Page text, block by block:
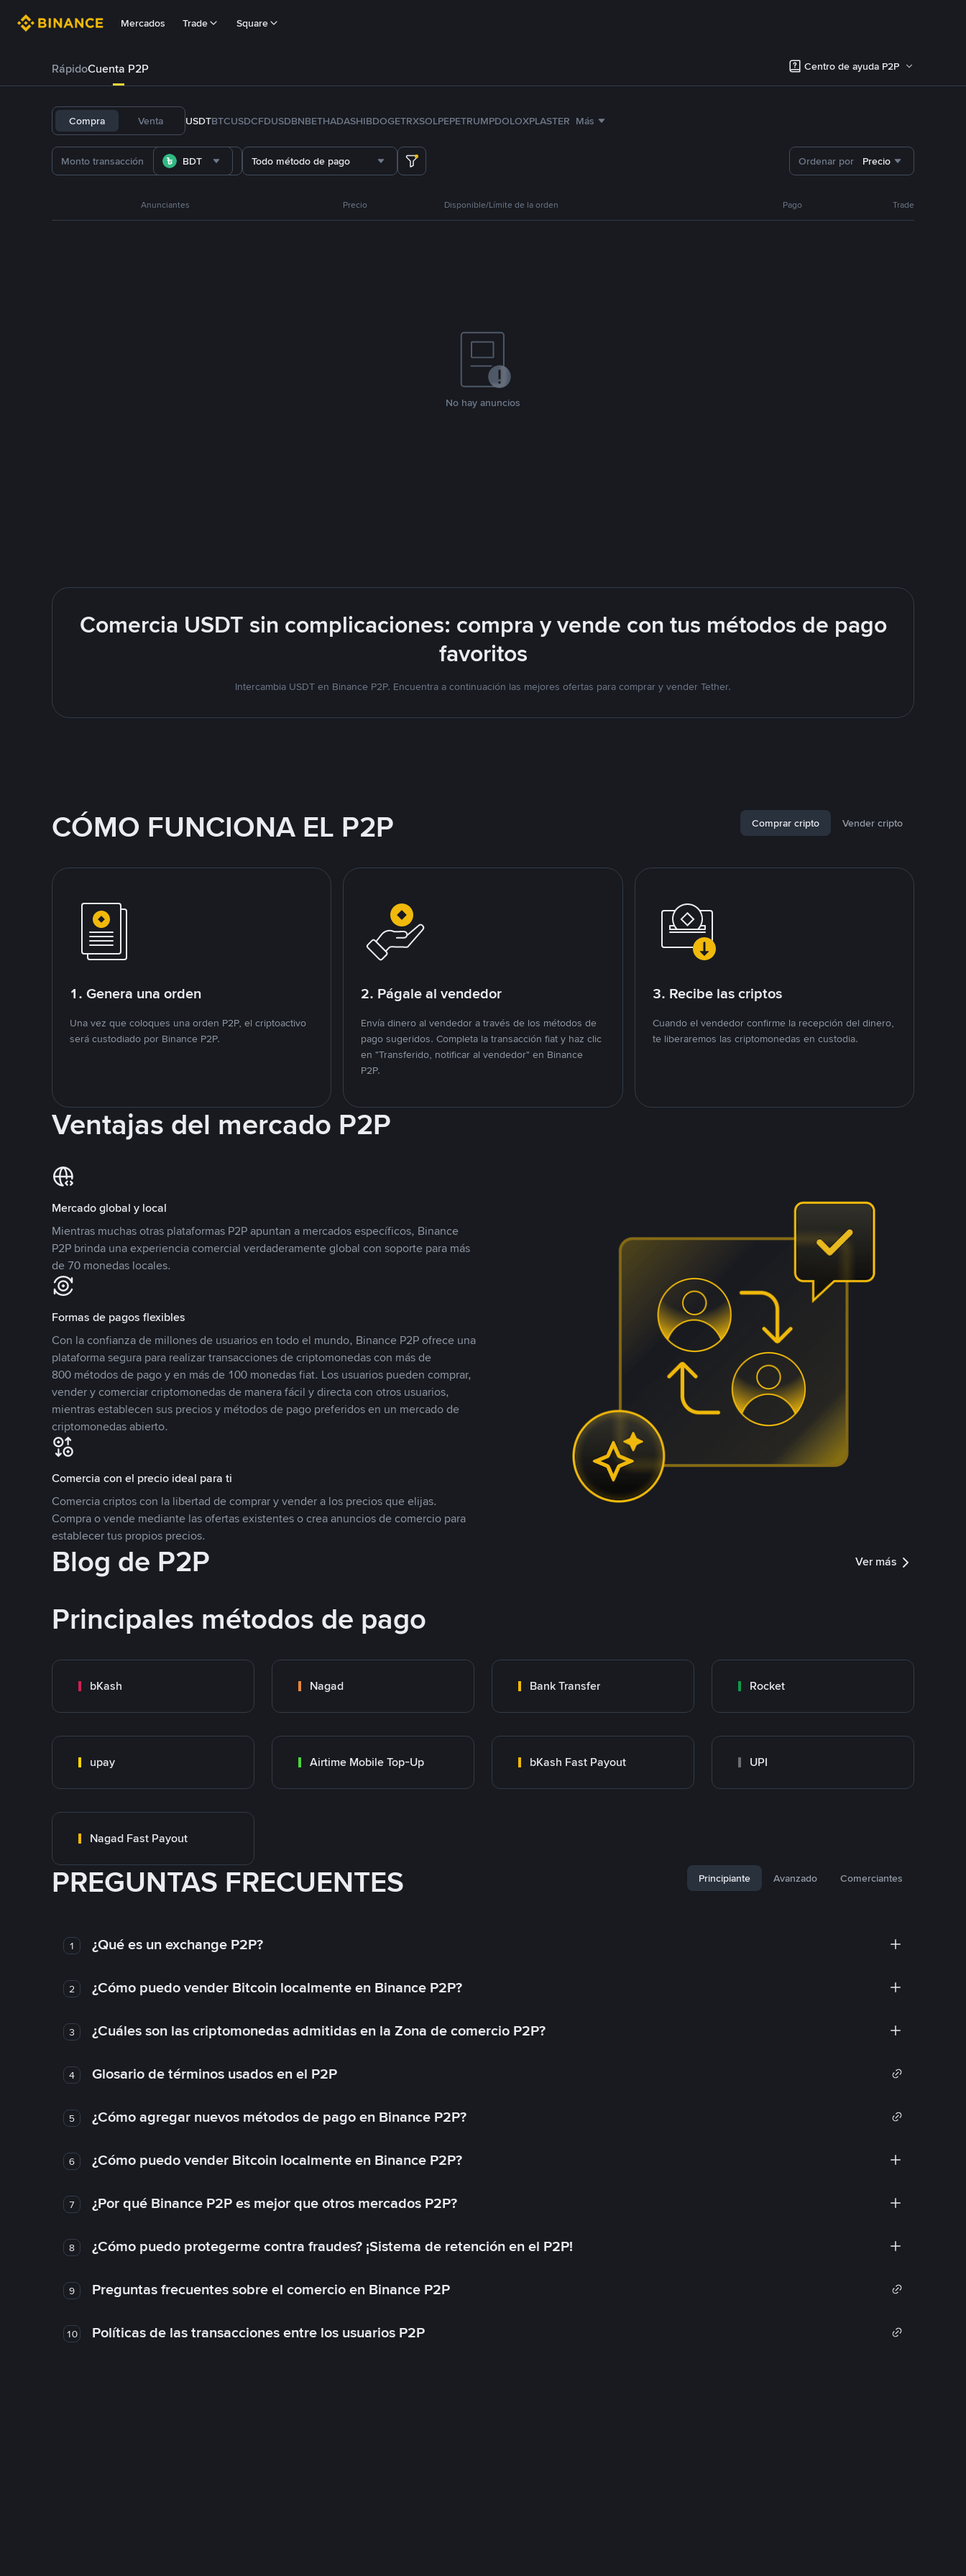
Mercados Trade Square
RápidoCuenta P2P Centro de ayuda P2P
Compra Venta USDTBTCUSDCFDUSDBNBETHADASHIBDOGETRXSOLPEPETRUMPDOLOXPLASTER Más
BDT Todo método de pago Ordenar por Precio
Anunciantes Precio Disponible/Límite de la orden Pago Trade
No hay anuncios
Comercia USDT sin complicaciones: compra y vende con tus métodos de pago
favoritos
Intercambia USDT en Binance P2P. Encuentra a continuación las mejores ofertas para comprar y vender Tether.
CÓMO FUNCIONA EL P2P Comprar cripto Vender cripto
1. Genera una orden
Una vez que coloques una orden P2P, el criptoactivo
será custodiado por Binance P2P.
2. Págale al vendedor
Envía dinero al vendedor a través de los métodos de
pago sugeridos. Completa la transacción fiat y haz clic
en "Transferido, notificar al vendedor" en Binance
P2P.
3. Recibe las criptos
Cuando el vendedor confirme la recepción del dinero,
te liberaremos las criptomonedas en custodia.
Ventajas del mercado P2P
Mercado global y local
Mientras muchas otras plataformas P2P apuntan a mercados específicos, Binance
P2P brinda una experiencia comercial verdaderamente global con soporte para más
de 70 monedas locales.
Formas de pagos flexibles
Con la confianza de millones de usuarios en todo el mundo, Binance P2P ofrece una
plataforma segura para realizar transacciones de criptomonedas con más de
800 métodos de pago y en más de 100 monedas fiat. Los usuarios pueden comprar,
vender y comerciar criptomonedas de manera fácil y directa con otros usuarios,
mientras establecen sus precios y métodos de pago preferidos en un mercado de
criptomonedas abierto.
Comercia con el precio ideal para ti
Comercia criptos con la libertad de comprar y vender a los precios que elijas.
Compra o vende mediante las ofertas existentes o crea anuncios de comercio para
establecer tus propios precios.
Blog de P2P Ver más
Principales métodos de pago
bKash Nagad Bank Transfer Rocket
upay Airtime Mobile Top-Up bKash Fast Payout UPI
Nagad Fast Payout
PREGUNTAS FRECUENTES Principiante Avanzado Comerciantes
1 ¿Qué es un exchange P2P?
2 ¿Cómo puedo vender Bitcoin localmente en Binance P2P?
3 ¿Cuáles son las criptomonedas admitidas en la Zona de comercio P2P?
4 Glosario de términos usados en el P2P
5 ¿Cómo agregar nuevos métodos de pago en Binance P2P?
6 ¿Cómo puedo vender Bitcoin localmente en Binance P2P?
7 ¿Por qué Binance P2P es mejor que otros mercados P2P?
8 ¿Cómo puedo protegerme contra fraudes? ¡Sistema de retención en el P2P!
9 Preguntas frecuentes sobre el comercio en Binance P2P
10 Políticas de las transacciones entre los usuarios P2P